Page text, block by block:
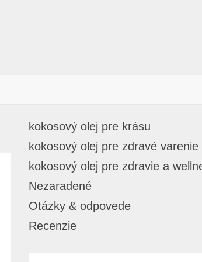
kokosový olej pre krásu
kokosový olej pre zdravé varenie
kokosový olej pre zdravie a
Nezaradené
Otázky & odpovede
Recenzie